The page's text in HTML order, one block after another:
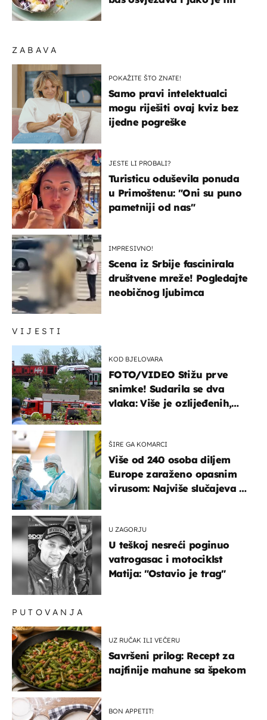
VIJESTI
KOD BJELOVARA
FOTO/VIDEO Stižu prve
snimke! Sudarila se dva
vlaka: Više je ozlijeđenih,
ŠIRE GA KOMARCI
Više od 240 osoba diljem
Europe zaraženo opasnim
virusom: Najviše slučajeva u
U ZAGORJU
U teškoj nesreći poginuo
vatrogasac i motociklst
Matija: "Ostavio je trag"
ZABAVA
POKAŽITE ŠTO ZNATE!
Samo pravi intelektualci
mogu riješiti ovaj kviz bez
ijedne pogreške
JESTE LI PROBALI?
Turisticu oduševila ponuda
u Primoštenu: "Oni su puno
pametniji od nas"
IMPRESIVNO!
Scena iz Srbije fascinirala
društvene mreže! Pogledajte
neobičnog ljubimca
PUTOVANJA
UZ RUČAK ILI VEČERU
Savršeni prilog: Recept za
najfinije mahune sa špekom
BON APPETIT!